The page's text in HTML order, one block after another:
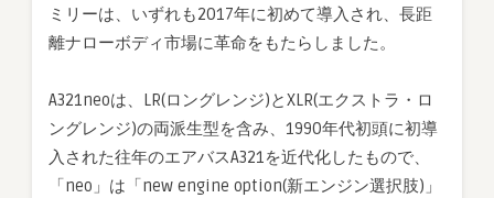
ミリーは、いずれも2017年に初めて導入され、長距
離ナローボディ市場に革命をもたらしました。
A321neoは、LR(ロングレンジ)とXLR(エクストラ・ロ
ングレンジ)の両派生型を含み、1990年代初頭に初導
入された往年のエアバスA321を近代化したもので、
「neo」は「new engine option(新エンジン選択肢)」